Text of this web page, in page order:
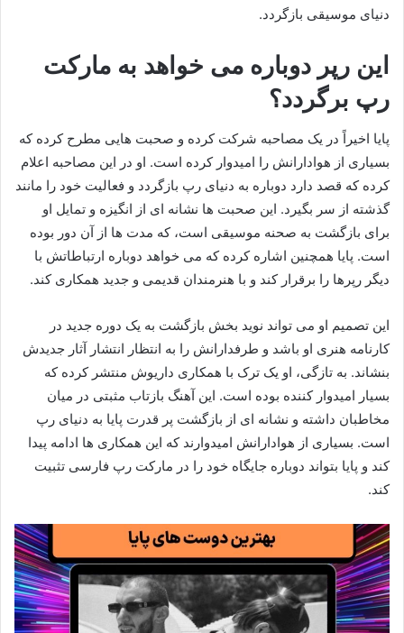
دنیای موسیقی بازگردد.
این رپر دوباره می خواهد به مارکت
رپ برگردد؟
پایا اخیراً در یک مصاحبه شرکت کرده و صحبت‌ هایی مطرح کرده که
بسیاری از هوادارانش را امیدوار کرده است. او در این مصاحبه اعلام
کرده که قصد دارد دوباره به دنیای رپ بازگردد و فعالیت خود را مانند
گذشته از سر بگیرد. این صحبت‌ ها نشانه‌ ای از انگیزه و تمایل او
برای بازگشت به صحنه موسیقی است، که مدت‌ ها از آن دور بوده
است. پایا همچنین اشاره کرده که می‌ خواهد دوباره ارتباطاتش با
دیگر رپرها را برقرار کند و با هنرمندان قدیمی و جدید همکاری کند.
این تصمیم او می‌ تواند نوید بخش بازگشت به یک دوره‌ جدید در
کارنامه‌ هنری او باشد و طرفدارانش را به انتظار انتشار آثار جدیدش
بنشاند. به تازگی، او یک ترک با همکاری داریوش منتشر کرده که
بسیار امیدوار کننده بوده است. این آهنگ بازتاب مثبتی در میان
مخاطبان داشته و نشانه‌ ای از بازگشت پر قدرت پایا به دنیای رپ
است. بسیاری از هوادارانش امیدوارند که این همکاری‌ ها ادامه پیدا
کند و پایا بتواند دوباره جایگاه خود را در مارکت رپ فارسی تثبیت
کند.